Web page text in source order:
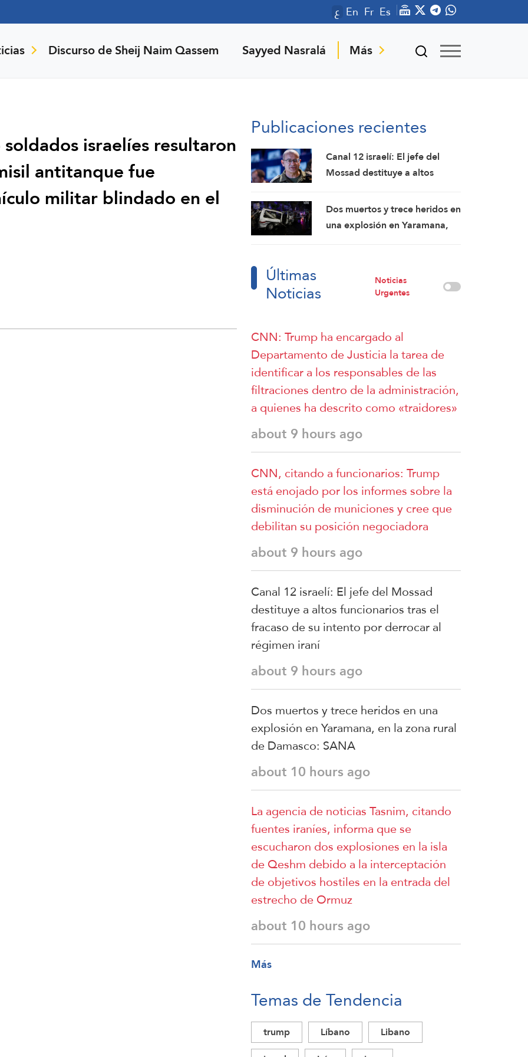
ع En Fr Es
Discurso de Sheij Naim Qassem Sayyed Nasralá Más
israelíes resultaron
antitanque fue
militar blindado en el
Publicaciones recientes
Canal 12 israelí: El jefe del
Mossad destituye a altos
su intento por derrocar al
régimen iraní
Dos muertos y trece heridos en
una explosión en Yaramana,
Últimas
Noticias
Noticias
Urgentes
CNN: Trump ha encargado al
Departamento de Justicia la tarea de
identificar a los responsables de las
filtraciones dentro de la administración,
a quienes ha descrito como «traidores»
about 9 hours ago
CNN, citando a funcionarios: Trump
está enojado por los informes sobre la
disminución de municiones y cree que
debilitan su posición negociadora
about 9 hours ago
Canal 12 israelí: El jefe del Mossad
destituye a altos funcionarios tras el
fracaso de su intento por derrocar al
régimen iraní
about 9 hours ago
Dos muertos y trece heridos en una
explosión en Yaramana, en la zona rural
de Damasco: SANA
about 10 hours ago
La agencia de noticias Tasnim, citando
fuentes iraníes, informa que se
escucharon dos explosiones en la isla
de Qeshm debido a la interceptación
de objetivos hostiles en la entrada del
estrecho de Ormuz
about 10 hours ago
Más
Temas de Tendencia
trump Líbano
Libano